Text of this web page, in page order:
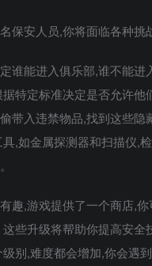
保安人员,你将面临各种挑
谁能进入俱乐部,谁不能进
据特定标准决定是否允许他
带入违禁物品,找到这些隐
,如金属探测器和扫描仪,
趣,游戏提供了一个商店,
些升级将帮助你提高安全
别,难度都会增加,你会遇